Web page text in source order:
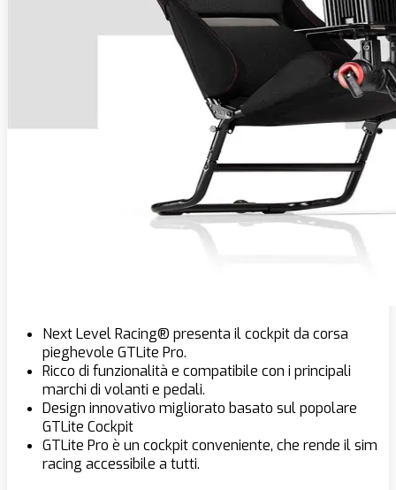
Next Level Racing® presenta il cockpit da corsa
pieghevole GTLite Pro.
Ricco di funzionalità e compatibile con i principali
marchi di volanti e pedali.
Design innovativo migliorato basato sul popolare
GTLite Cockpit
GTLite Pro è un cockpit conveniente, che rende il sim
racing accessibile a tutti.